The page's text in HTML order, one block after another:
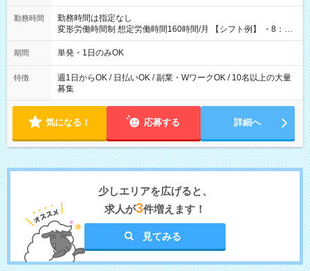
勤務時間
勤務時間は指定なし
変形労働時間制 想定労働時間160時間/月 【シフト例】 ・8：00
～21：00
期間 単発・1日のみOK
特徴
週1日からOK / 日払いOK / 副業・WワークOK / 10名以上の大量
募集
気になる！ 応募する 詳細へ
少しエリアを広げると、
求人が3件増えます！
見てみる